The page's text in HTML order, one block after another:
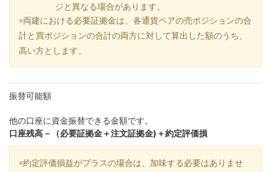
ジと異なる場合があります。
※両建における必要証拠金は、各通貨ペアの売ポジションの合
計と買ポジションの合計の両方に対して算出した額のうち、
高い方とします。
振替可能額
他の口座に資金振替できる金額です。
口座残高－（必要証拠金＋注文証拠金)＋約定評価損
※約定評価損益がプラスの場合は、加味する必要はありませ